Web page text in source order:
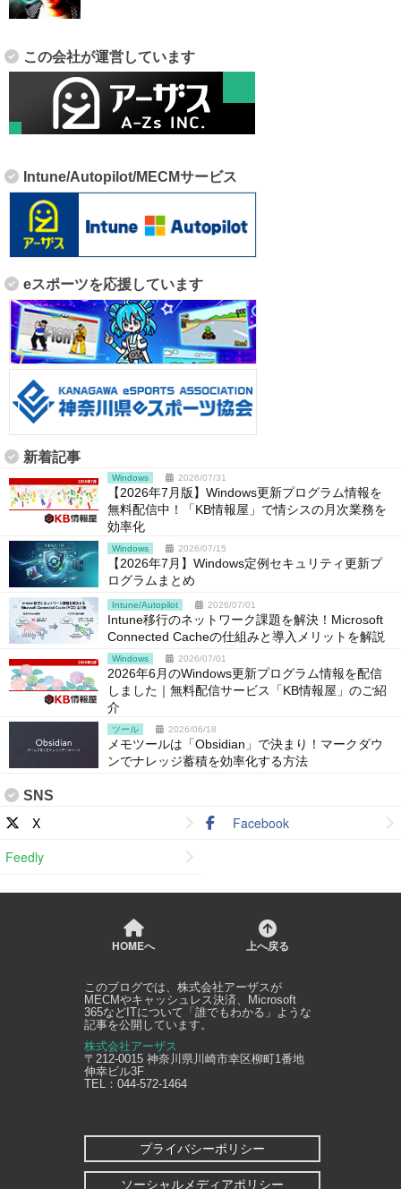
この会社が運営しています
Intune/Autopilot/MECMサービス
eスポーツを応援しています
新着記事
Windows 2026/07/31
【2026年7月版】Windows更新プログラム情報を
無料配信中！「KB情報屋」で情シスの月次業務を
効率化
Windows 2026/07/15
【2026年7月】Windows定例セキュリティ更新プ
ログラムまとめ
Intune/Autopilot 2026/07/01
Intune移行のネットワーク課題を解決！Microsoft
Connected Cacheの仕組みと導入メリットを解説
Windows 2026/07/01
2026年6月のWindows更新プログラム情報を配信
しました｜無料配信サービス「KB情報屋」のご紹
介
ツール 2026/06/18
メモツールは「Obsidian」で決まり！マークダウ
ンでナレッジ蓄積を効率化する方法
SNS
X
Facebook
Feedly
HOMEへ 上へ戻る
このブログでは、 株式会社アーザス が
MECMやキャッシュレス決済、Microsoft
365などITについて「誰でもわかる」ような
記事を公開しています。
株式会社アーザス
〒212-0015 神奈川県 川崎市幸区柳町1番地
伸幸ビル3F
TEL： 044-572-1464
プライバシーポリシー
ソーシャルメディアポリシー